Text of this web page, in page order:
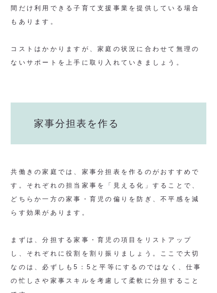
間だけ利用できる子育て支援事業を提供している場合
もあります。
コストはかかりますが、家庭の状況に合わせて無理の
ないサポートを上手に取り入れていきましょう。
家事分担表を作る
共働きの家庭では、家事分担表を作るのがおすすめで
す。それぞれの担当家事を「見える化」することで、
どちらか一方の家事・育児の偏りを防ぎ、不平感を減
らす効果があります。
まずは、分担する家事・育児の項目をリストアップ
し、それぞれに役割を割り振りましょう。ここで大切
なのは、必ずしも5：5と平等にするのではなく、仕事
の忙しさや家事スキルを考慮して柔軟に分担すること